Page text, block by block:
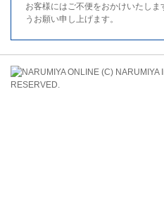
お客様にはご不便をおかけいたし
うお願い申し上げます。